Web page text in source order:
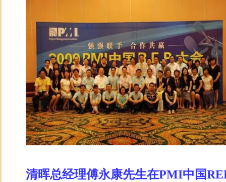
清晖总经理傅永康先生在PMI中国